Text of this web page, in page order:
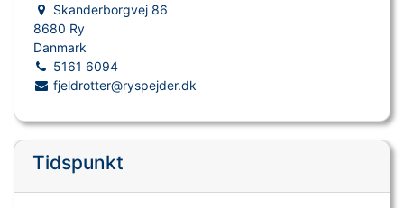
Skanderborgvej 86
8680 Ry
Danmark
5161 6094
fjeldrotter@ryspejder.dk
Tidspunkt